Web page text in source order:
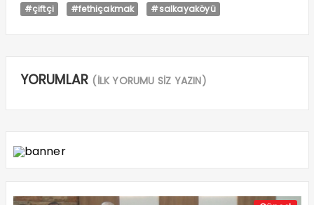
#çiftçi #fethiçakmak #salkayaköyü
YORUMLAR (İLK YORUMU SİZ YAZIN)